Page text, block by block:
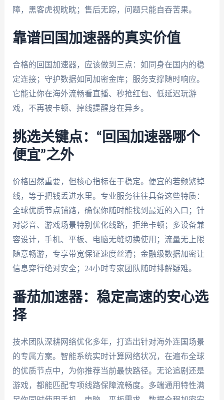
障，黑客虎视眈眈；售后无踪，问题只能自吞苦果。
靠谱回国加速器的真实价值
合格的回国加速器，应该做到三点：如同身在国内的稳
定连接；守护数据如同加密金库；服务支撑随时响应。
它能让你在海外流畅看直播、秒抢红包、低延迟玩游
戏，不再被卡顿、掉线提醒身在异乡。
挑选关键点：“回国加速器哪个
便宜”之外
价格固然重要，但核心指标在于稳定。便宜的若频繁掉
线，等于把钱丢进水里。专业服务往往具备这些特质：
全球优质节点铺路，确保你随时能找到最近的入口；针
对影音、游戏场景特别优化线路，拒绝卡顿；多设备兼
容设计，手机、平板、电脑无缝切换使用；流量无上限
随意畅游，专享带宽保证速度丝滑；金融级数据加密让
信息穿行绝对安全；24小时专家团队随时排解疑难。
番茄加速器：稳定高速的安心选
择
技术团队深耕网络优化多年，打造出针对海外连国场景
的专属方案。智能系统实时计算网络状况，在遍布全球
的优质节点中，为你推荐当前最快路径。无论追剧还是
游戏，都能匹配专项线路保障流畅度。多端通用特性满